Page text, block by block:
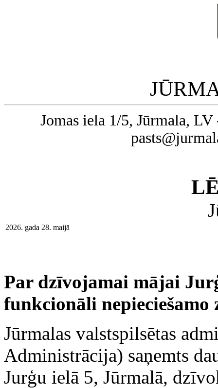
Jomas iela 1/5, Jūrmala,
2026. gada 28. maijā
Par dzīvojamai mājai
funkcionāli nepieciešamo
Jūrmalas valstspilsētas
Administrācija) saņemts
Jurģu ielā 5, Jūrmalā,